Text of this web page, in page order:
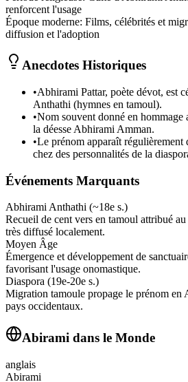
renforcent l'usage
Époque moderne: Films, célébrités et
diffusion et l'adoption
Anecdotes Historiques
•Abhirami Pattar, poète dévot, est
Anthathi (hymnes en tamoul).
•Nom souvent donné en hommage
la déesse Abhirami Amman.
•Le prénom apparaît régulièrement
chez des personnalités de la
Événements Marquants
Abhirami Anthathi (~18e s.)
Recueil de cent vers en tamoul attribué
très diffusé localement.
Moyen Âge
Émergence et développement de
favorisant l'usage onomastique.
Diaspora (19e-20e s.)
Migration tamoule propage le prénom en
pays occidentaux.
Abirami dans le Monde
anglais
Abirami